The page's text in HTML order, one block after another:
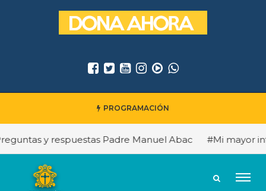
PROGRAMACIÓN
y respuestas Padre Manuel Abac #Mi mayor